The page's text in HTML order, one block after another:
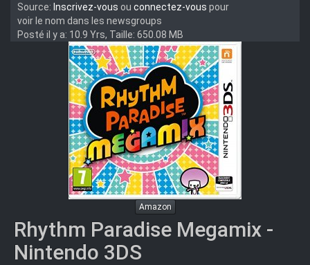
Source: Inscrivez-vous ou connectez-vous pour
voir le nom dans les newsgroups
Posté il y a: 10.9 Yrs, Taille: 650.08 MB
Amazon
Rhythm Paradise Megamix -
Nintendo 3DS